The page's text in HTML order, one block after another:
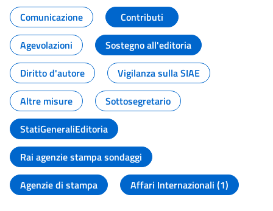
Tutti i contenuti della pagina
Comunicazione
Contributi
Agevolazioni
Sostegno all'editoria
Diritto d'autore
Vigilanza sulla SIAE
Altre misure
Sottosegretario
StatiGeneraliEditoria
Rai agenzie stampa sondaggi
Agenzie di stampa
Affari Internazionali (1)